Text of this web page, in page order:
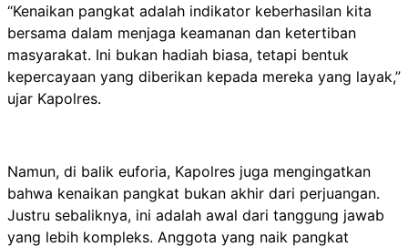
“Kenaikan pangkat adalah indikator keberhasilan kita
bersama dalam menjaga keamanan dan ketertiban
masyarakat. Ini bukan hadiah biasa, tetapi bentuk
kepercayaan yang diberikan kepada mereka yang layak,”
ujar Kapolres.
Namun, di balik euforia, Kapolres juga mengingatkan
bahwa kenaikan pangkat bukan akhir dari perjuangan.
Justru sebaliknya, ini adalah awal dari tanggung jawab
yang lebih kompleks. Anggota yang naik pangkat